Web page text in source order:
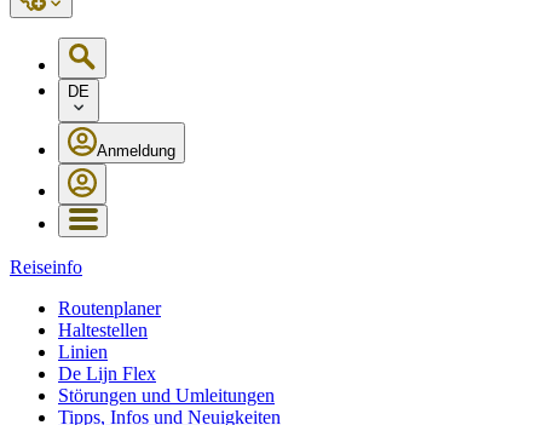
DE
Anmeldung
Reiseinfo
Routenplaner
Haltestellen
Linien
De Lijn Flex
Störungen und Umleitungen
Tipps, Infos und Neuigkeiten